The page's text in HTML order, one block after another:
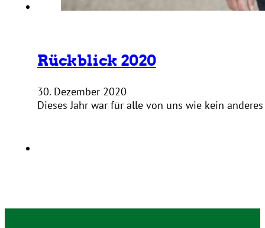
Rückblick 2020
30. Dezember 2020
Dieses Jahr war für alle von uns wie kein